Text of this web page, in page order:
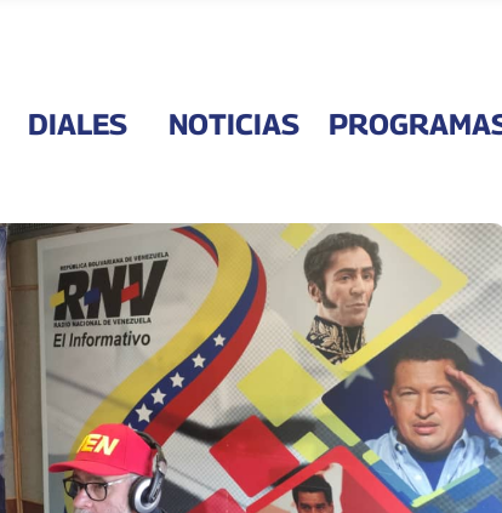
DIALES NOTICIAS